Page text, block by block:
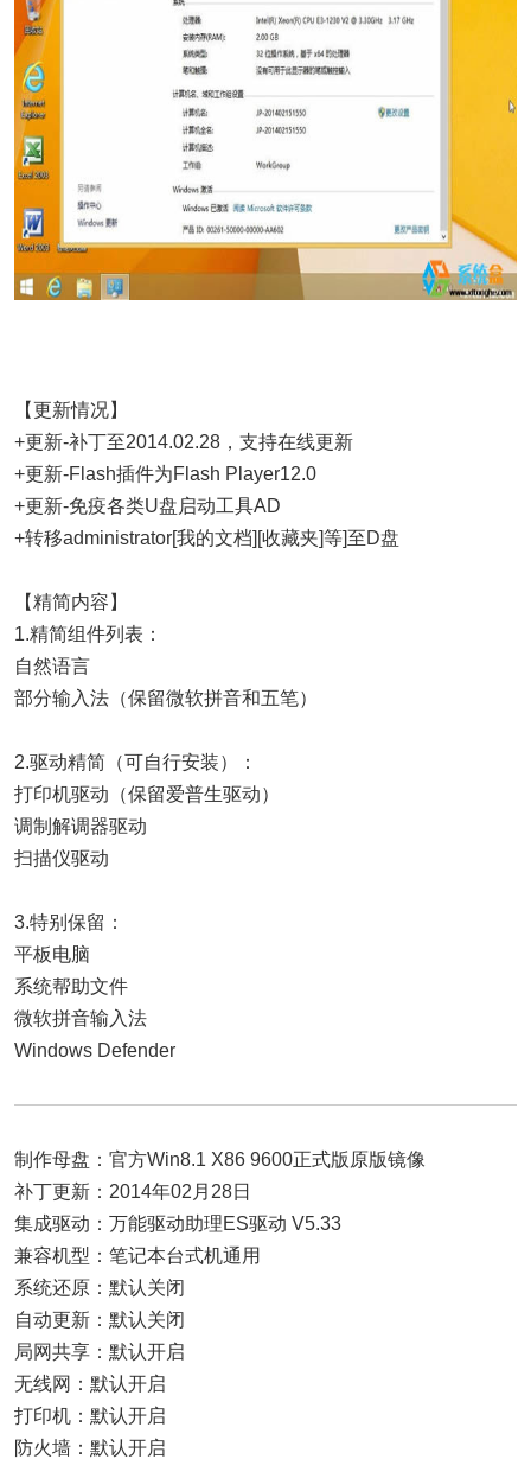
【更新情况】
+更新-补丁至2014.02.28，支持在线更新
+更新-Flash插件为Flash Player12.0
+更新-免疫各类U盘启动工具AD
+转移administrator[我的文档][收藏夹]等]至D盘
【精简内容】
1.精简组件列表：
自然语言
部分输入法（保留微软拼音和五笔）
2.驱动精简（可自行安装）：
打印机驱动（保留爱普生驱动）
调制解调器驱动
扫描仪驱动
3.特别保留：
平板电脑
系统帮助文件
微软拼音输入法
Windows Defender
制作母盘：官方Win8.1 X86 9600正式版原版镜像
补丁更新：2014年02月28日
集成驱动：万能驱动助理ES驱动 V5.33
兼容机型：笔记本台式机通用
系统还原：默认关闭
自动更新：默认关闭
局网共享：默认开启
无线网：默认开启
打印机：默认开启
防火墙：默认开启